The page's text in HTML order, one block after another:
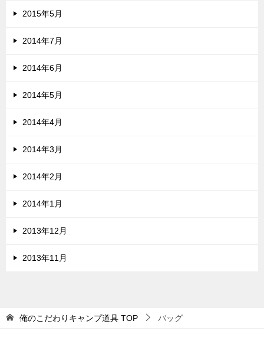
2015年5月
2014年7月
2014年6月
2014年5月
2014年4月
2014年3月
2014年2月
2014年1月
2013年12月
2013年11月
俺のこだわりキャンプ道具 TOP バッグ